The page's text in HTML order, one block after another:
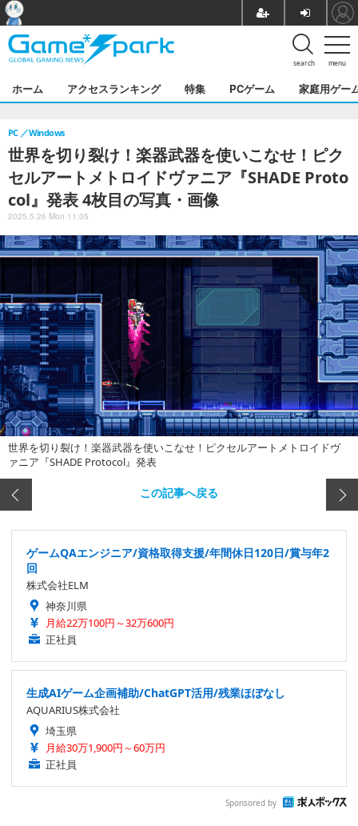
menu
search
ホーム アクセスランキング 特集 PCゲーム 家庭用ゲー
世界を切り裂け！楽器武器を使いこなせ！ピク
セルアートメトロイドヴァニア『SHADE Proto
col』発表 4枚目の写真・画像
PC Windows
2025.5.26 Mon 11:05
世界を切り裂け！楽器武器を使いこなせ！ピクセルアートメトロイドヴ
ァニア『SHADE Protocol』発表
この記事へ戻る
ゲームQAエンジニア/資格取得支援/年間休日120日/賞与年2
回
株式会社ELM
神奈川県
月給22万100円～32万600円
正社員
生成AIゲーム企画補助/ChatGPT活用/残業ほぼなし
AQUARIUS株式会社
埼玉県
月給30万1,900円～60万円
正社員
Sponsored by